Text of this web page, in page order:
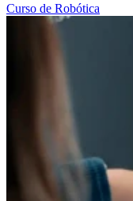
Curso de Robótica